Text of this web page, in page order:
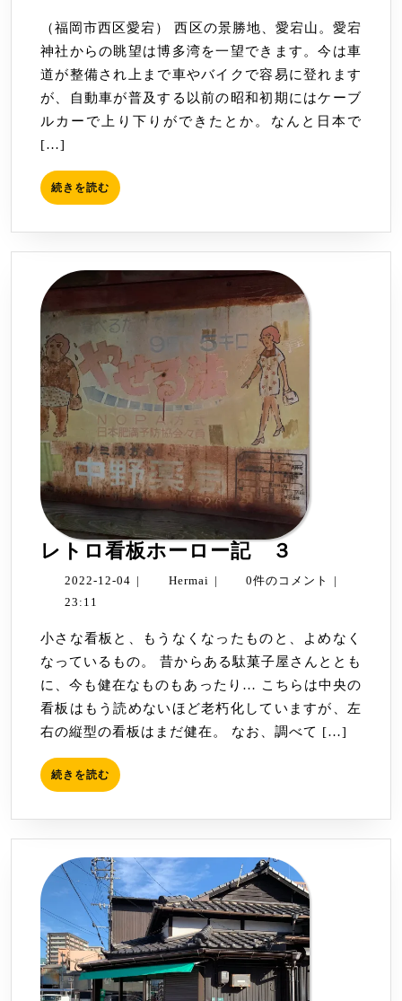
ケ
ー
ブ
ル
カ
山
上
（福岡市西区愛宕） 西区の景勝地、愛宕山。愛宕
神社からの眺望は博多湾を一望できます。今は車
道が整備され上まで車やバイクで容易に登れます
が、自動車が普及する以前の昭和初期にはケーブ
ルカーで上り下りができたとか。なんと日本で
[…]
続きを読む 続
き
読
む
レトロ看板ホーロー記 ３
ト
板
ホ
ー
ロ
ー
2022-12-04 2022-
| Hermai Hermai
| 0件のコメント
|
23:11
小さな看板と、もうなくなったものと、よめなく
なっているもの。 昔からある駄菓子屋さんととも
に、今も健在なものもあったり… こちらは中央の
看板はもう読めないほど老朽化していますが、左
右の縦型の看板はまだ健在。 なお、調べて […]
続きを読む 続
き
読
む